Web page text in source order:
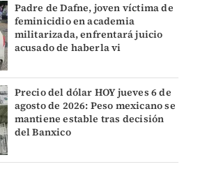
Padre de Dafne, joven víctima de
feminicidio en academia
militarizada, enfrentará juicio
acusado de haberla vi
Precio del dólar HOY jueves 6 de
agosto de 2026: Peso mexicano se
mantiene estable tras decisión
del Banxico